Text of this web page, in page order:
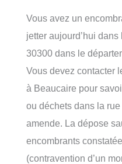
Vous avez un
jetter aujourd’hui
30300 dans le
Vous devez contacter
à Beaucaire pour
ou déchets dans la
amende. La dépose
encombrants
(contravention d’un